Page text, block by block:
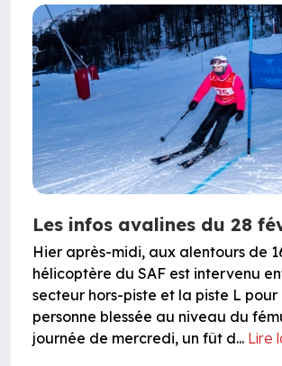
Les infos avalines du 28
Hier après-midi, aux alentours de
hélicoptère du SAF est intervenu
secteur hors-piste et la piste L pour
personne blessée au niveau du
journée de mercredi, un fût d... Lire